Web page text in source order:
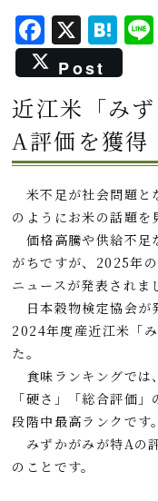
F
a
c
e
b
o
o
k
X H
a
t
e
n
a
Post
近江米「み
A評価を獲得
米不足が社会問題と
のようにお米の話題を
価格高騰や供給不足
がちですが、2025年
ニュースが発表されま
日本穀物検定協会が
2024年度産近江米「
た。
食味ランキングでは
「硬さ」「総合評価
段階中最高ランクです。
みずかがみが特Aの
のことです。